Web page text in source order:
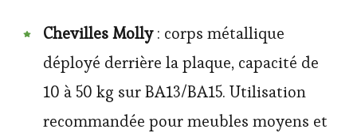
Chevilles Molly: corps métallique
déployé derrière la plaque, capacité de
10 à 50 kg sur BA13/BA15. Utilisation
recommandée pour meubles moyens et